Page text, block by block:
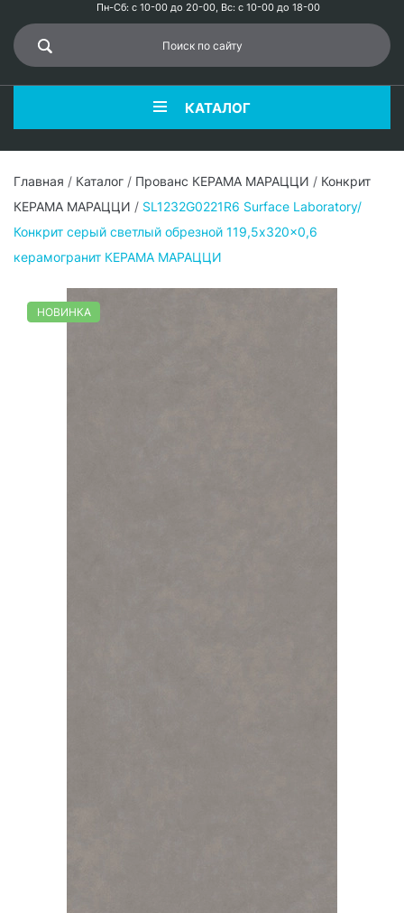
Пн-Сб: с 10-00 до 20-00, Вс: с 10-00 до 18-00
КАТАЛОГ
Главная / Каталог / Прованс КЕРАМА МАРАЦЦИ / Конкрит
КЕРАМА МАРАЦЦИ / SL1232G0221R6 Surface Laboratory/
Конкрит серый светлый обрезной 119,5x320x0,6
керамогранит КЕРАМА МАРАЦЦИ
НОВИНКА